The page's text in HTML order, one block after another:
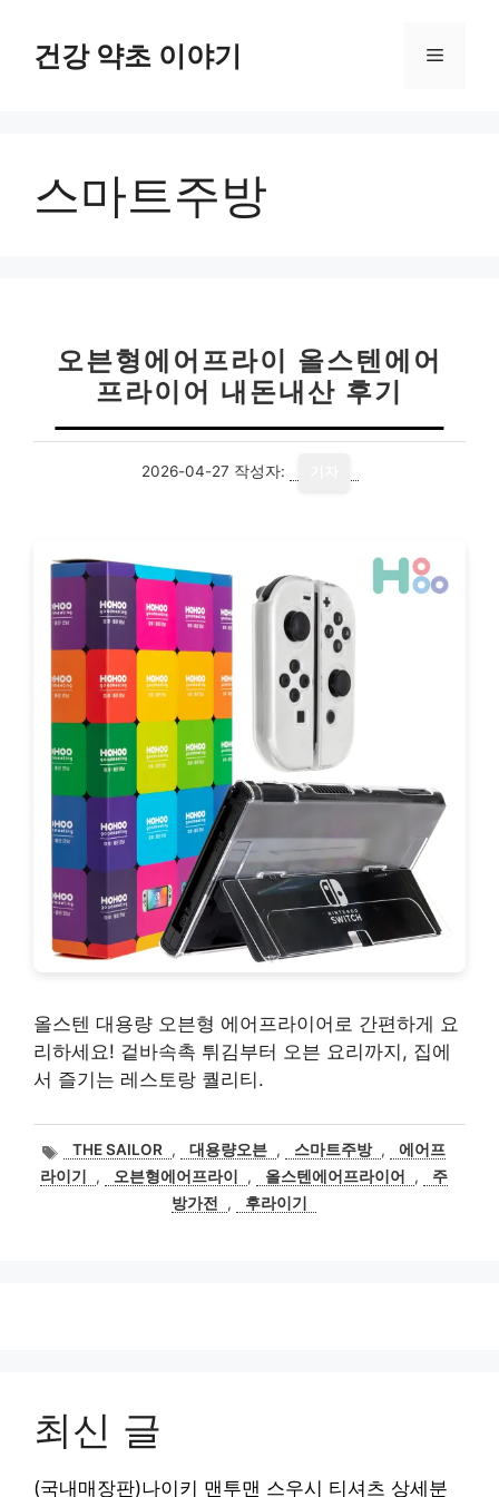
건강 약초 이야기 메
스마트주방
오븐형에어프라이 올스텐에어
프라이어 내돈내산 후기
2026-04-27 작성자:
올스텐 대용량 오븐형 에어프라이어로 간편하게 요
리하세요! 겉바속촉 튀김부터 오븐 요리까지, 집에
서 즐기는 레스토랑 퀄리티.
태
그
THE SAILOR , 대용량오븐 , 스마트주방 ,
에어프
라이기
, 오븐형에어프라이 , 올스텐에어프라이어 ,
주
방가전
, 후라이기
최신 글
(국내매장판)나이키 맨투맨 스우시 티셔츠 상세분